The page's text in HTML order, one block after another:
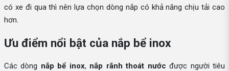
có xe đi qua thì nên lựa chọn dòng nắp có khả năng chịu tải cao
hơn.
Ưu điểm nổi bật của nắp bể inox
Các dòng nắp bể inox, nắp rãnh thoát nước được người tiêu